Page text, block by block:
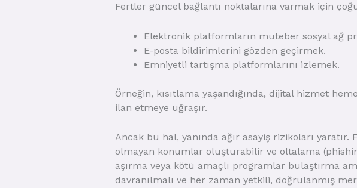
Fertler güncel bağlantı noktalarına varmak için
Elektronik platformların muteber sosyal ağ
E-posta bildirimlerini gözden geçirmek.
Emniyetli tartışma platformlarını izlemek.
Örneğin, kısıtlama yaşandığında, dijital hizmet
ilan etmeye uğraşır.
Ancak bu hal, yanında ağır asayiş rizikoları
olmayan konumlar oluşturabilir ve oltalama
aşırma veya kötü amaçlı programlar bulaştırma
davranılmalı ve her zaman yetkili, doğrulanmış